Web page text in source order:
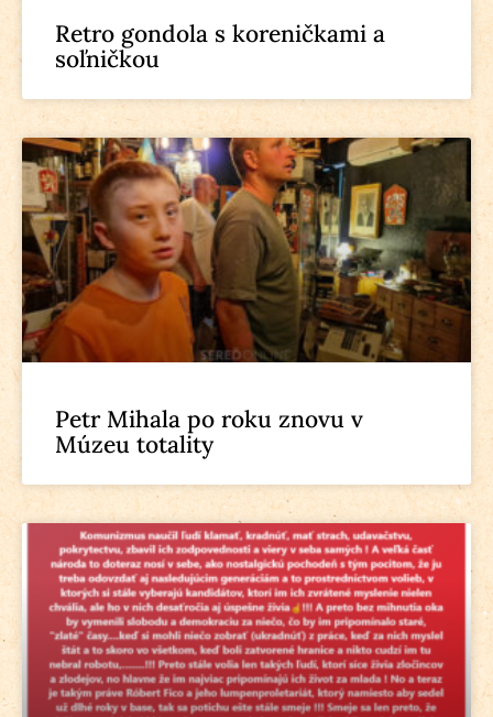
Retro gondola s koreničkami a
soľničkou
Petr Mihala po roku znovu v
Múzeu totality